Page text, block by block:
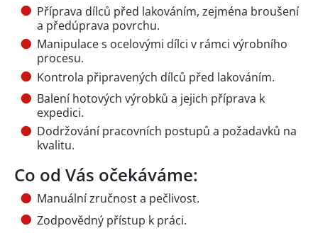
Příprava dílců před lakováním, zejména broušení
a předúprava povrchu.
Manipulace s ocelovými dílci v rámci výrobního
procesu.
Kontrola připravených dílců před lakováním.
Balení hotových výrobků a jejich příprava k
expedici.
Dodržování pracovních postupů a požadavků na
kvalitu.
Co od Vás očekáváme:
Manuální zručnost a pečlivost.
Zodpovědný přístup k práci.